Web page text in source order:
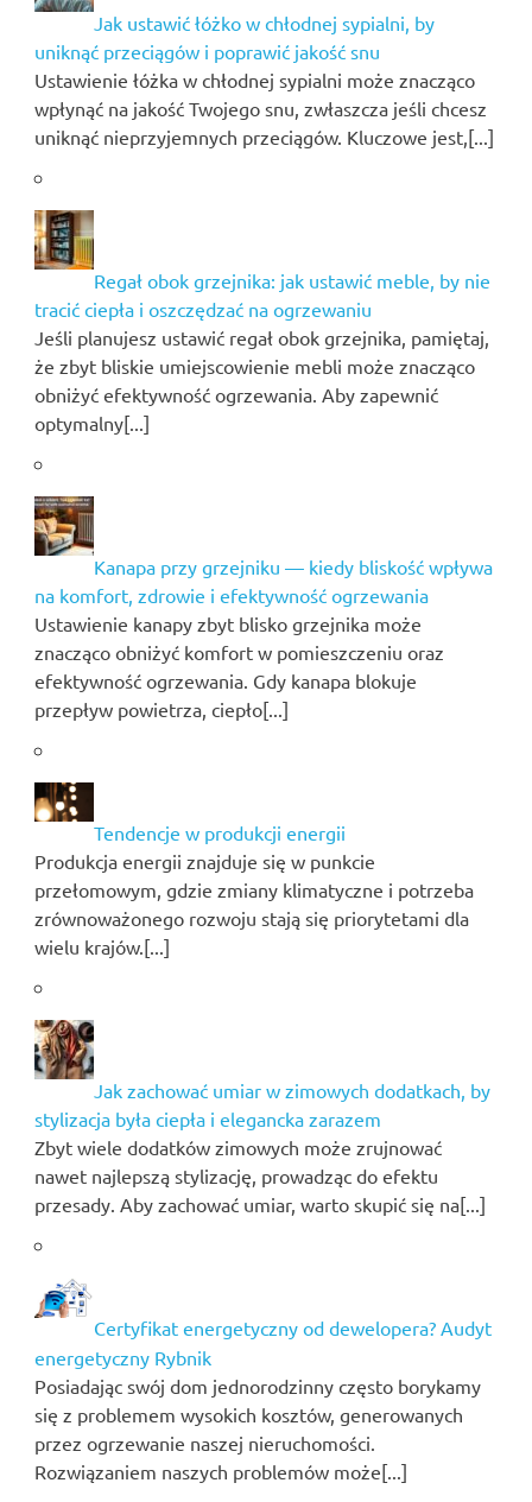
Jak ustawić łóżko w chłodnej sypialni, by
uniknąć przeciągów i poprawić jakość snu
Ustawienie łóżka w chłodnej sypialni może znacząco
wpłynąć na jakość Twojego snu, zwłaszcza jeśli chcesz
uniknąć nieprzyjemnych przeciągów. Kluczowe jest,[...]
Regał obok grzejnika: jak ustawić meble, by nie
tracić ciepła i oszczędzać na ogrzewaniu
Jeśli planujesz ustawić regał obok grzejnika, pamiętaj,
że zbyt bliskie umiejscowienie mebli może znacząco
obniżyć efektywność ogrzewania. Aby zapewnić
optymalny[...]
Kanapa przy grzejniku — kiedy bliskość wpływa
na komfort, zdrowie i efektywność ogrzewania
Ustawienie kanapy zbyt blisko grzejnika może
znacząco obniżyć komfort w pomieszczeniu oraz
efektywność ogrzewania. Gdy kanapa blokuje
przepływ powietrza, ciepło[...]
Tendencje w produkcji energii
Produkcja energii znajduje się w punkcie
przełomowym, gdzie zmiany klimatyczne i potrzeba
zrównoważonego rozwoju stają się priorytetami dla
wielu krajów.[...]
Jak zachować umiar w zimowych dodatkach, by
stylizacja była ciepła i elegancka zarazem
Zbyt wiele dodatków zimowych może zrujnować
nawet najlepszą stylizację, prowadząc do efektu
przesady. Aby zachować umiar, warto skupić się na[...]
Certyfikat energetyczny od dewelopera? Audyt
energetyczny Rybnik
Posiadając swój dom jednorodzinny często borykamy
się z problemem wysokich kosztów, generowanych
przez ogrzewanie naszej nieruchomości.
Rozwiązaniem naszych problemów może[...]